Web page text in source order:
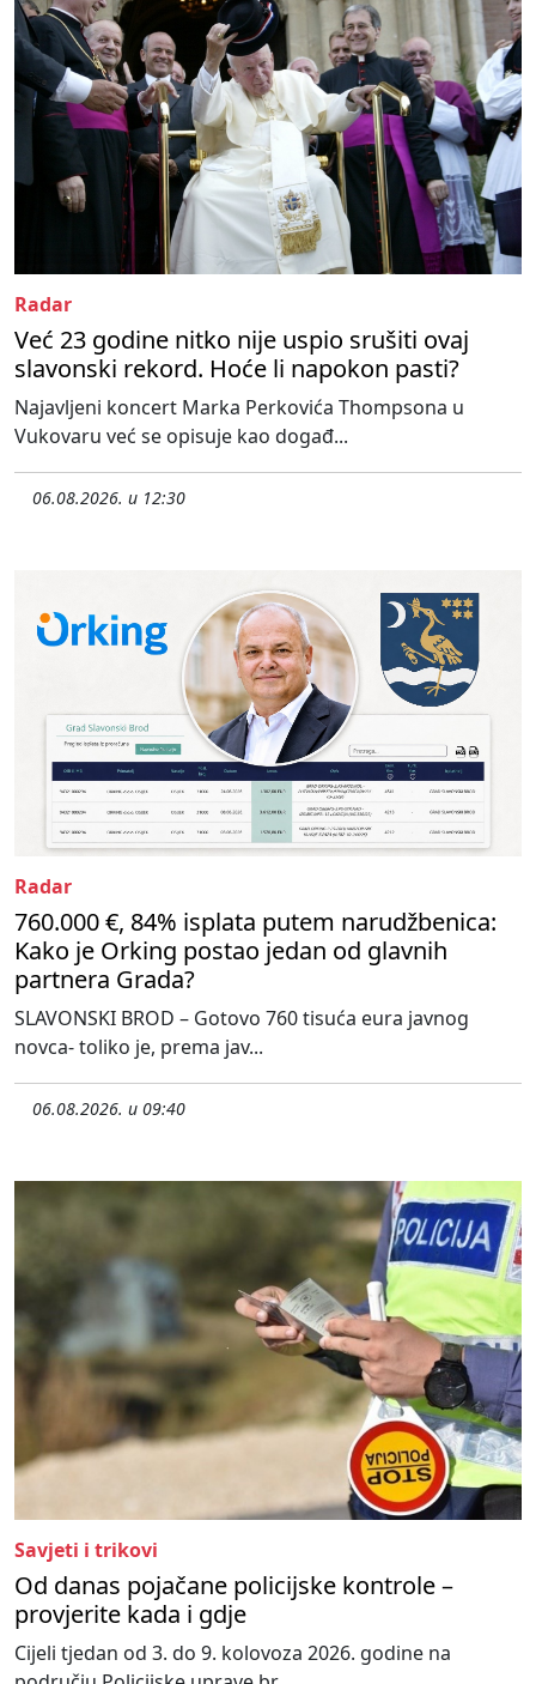
Radar
Već 23 godine nitko nije uspio srušiti ovaj
slavonski rekord. Hoće li napokon pasti?
Najavljeni koncert Marka Perkovića Thompsona u
Vukovaru već se opisuje kao događ...
06.08.2026. u 12:30
Radar
760.000 €, 84% isplata putem narudžbenica:
Kako je Orking postao jedan od glavnih
partnera Grada?
SLAVONSKI BROD – Gotovo 760 tisuća eura javnog
novca- toliko je, prema jav...
06.08.2026. u 09:40
Savjeti i trikovi
Od danas pojačane policijske kontrole –
provjerite kada i gdje
Cijeli tjedan od 3. do 9. kolovoza 2026. godine na